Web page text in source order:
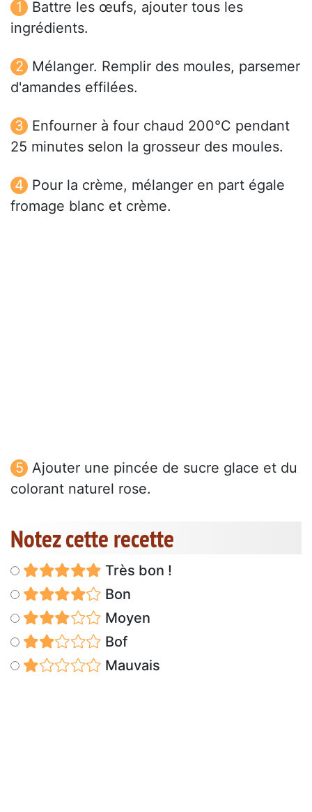
Battre les œufs, ajouter tous les
ingrédients.
Mélanger. Remplir des moules, parsemer
d'amandes effilées.
Enfourner à four chaud 200°C pendant
25 minutes selon la grosseur des moules.
Pour la crème, mélanger en part égale
fromage blanc et crème.
Ajouter une pincée de sucre glace et du
colorant naturel rose.
Notez cette recette
Très bon !
Bon
Moyen
Bof
Mauvais